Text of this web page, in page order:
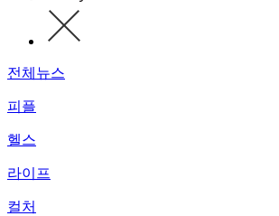
전체뉴스
피플
헬스
라이프
컬처